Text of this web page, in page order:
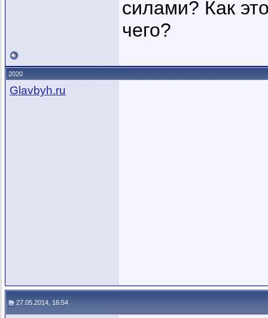
силами? Как
чего?
2020
Glavbyh.ru
27.05.2014, 16:54